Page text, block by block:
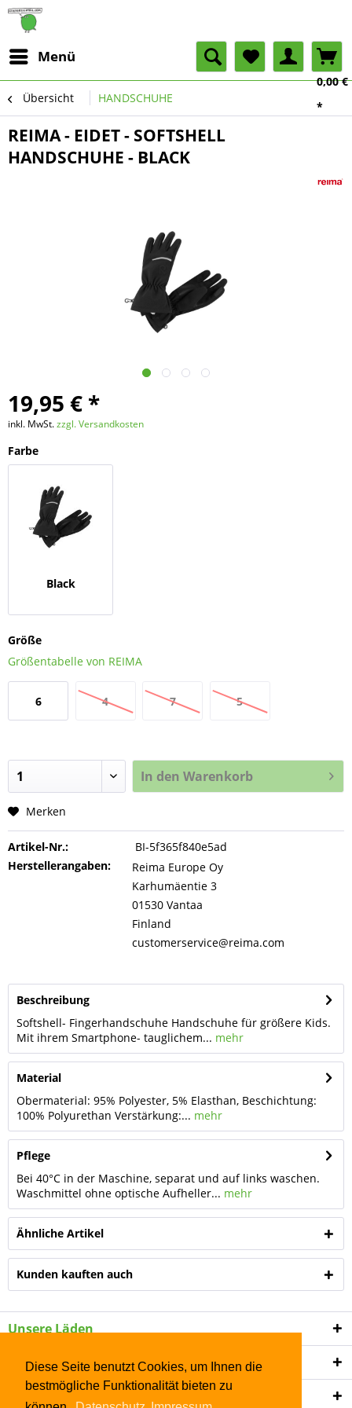
Diese Seite benutzt Cookies, um Ihnen die
bestmögliche Funktionalität bieten zu
Menü
0,00 €
*
Übersicht HANDSCHUHE
REIMA - EIDET - SOFTSHELL
HANDSCHUHE - BLACK
19,95 € *
inkl. MwSt.zzgl. Versandkosten
Farbe
Black
Größe
Größentabelle von REIMA
6 4 7 5
In den Warenkorb
Merken
Artikel-Nr.:
BI-5f365f840e5ad
Herstellerangaben:
Reima Europe Oy
Karhumäentie 3
01530 Vantaa
Finland
customerservice@reima.com
Beschreibung
Softshell- Fingerhandschuhe Handschuhe für größere Kids.
Mit ihrem Smartphone- tauglichem... mehr
Material
Obermaterial: 95% Polyester, 5% Elasthan, Beschichtung:
100% Polyurethan Verstärkung:... mehr
Pflege
Bei 40°C in der Maschine, separat und auf links waschen.
Waschmittel ohne optische Aufheller... mehr
Ähnliche Artikel
Kunden kauften auch
Unsere Läden
Shop Service
Informationen